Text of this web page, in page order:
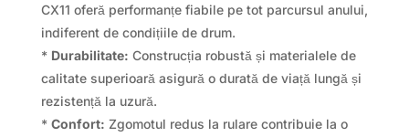
CX11 oferă performanțe fiabile pe tot parcursul anului,
indiferent de condițiile de drum.
* Durabilitate: Construcția robustă și materialele de
calitate superioară asigură o durată de viață lungă și
rezistență la uzură.
* Confort: Zgomotul redus la rulare contribuie la o